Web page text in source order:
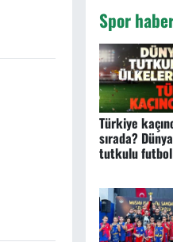
Spor
Türkiye
sırada?
tutkulu futbol